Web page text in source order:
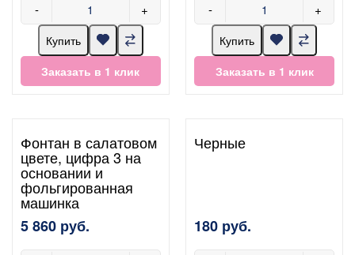
- +
Купить
Заказать в 1 клик
- +
Купить
Заказать в 1 клик
Фонтан в салатовом
цвете, цифра 3 на
основании и
фольгированная
машинка
5 860 руб.
Черные
180 руб.